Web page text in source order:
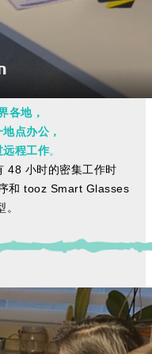
各地，
点办公，
远程工作。
48 小时的密集工作时
和 tooz Smart Glasses